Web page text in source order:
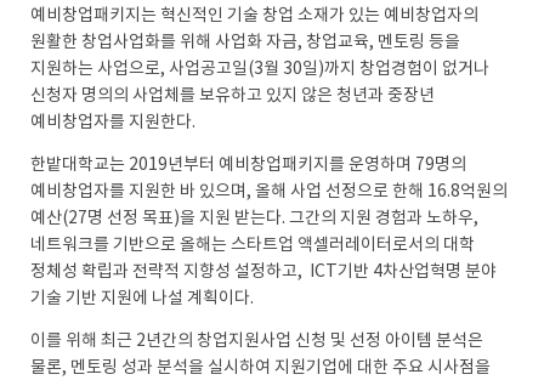
예비창업패키지는 혁신적인 기술 창업 소재가 있는 예비창업자의
원활한 창업사업화를 위해 사업화 자금, 창업교육, 멘토링 등을
지원하는 사업으로, 사업공고일(3월 30일)까지 창업경험이 없거나
신청자 명의의 사업체를 보유하고 있지 않은 청년과 중장년
예비창업자를 지원한다.
한밭대학교는 2019년부터 예비창업패키지를 운영하며 79명의
예비창업자를 지원한 바 있으며, 올해 사업 선정으로 한해 16.8억원의
예산(27명 선정 목표)을 지원 받는다. 그간의 지원 경험과 노하우,
네트워크를 기반으로 올해는 스타트업 액셀러레이터로서의 대학
정체성 확립과 전략적 지향성 설정하고, ICT기반 4차산업혁명 분야
기술 기반 지원에 나설 계획이다.
이를 위해 최근 2년간의 창업지원사업 신청 및 선정 아이템 분석은
물론, 멘토링 성과 분석을 실시하여 지원기업에 대한 주요 시사점을